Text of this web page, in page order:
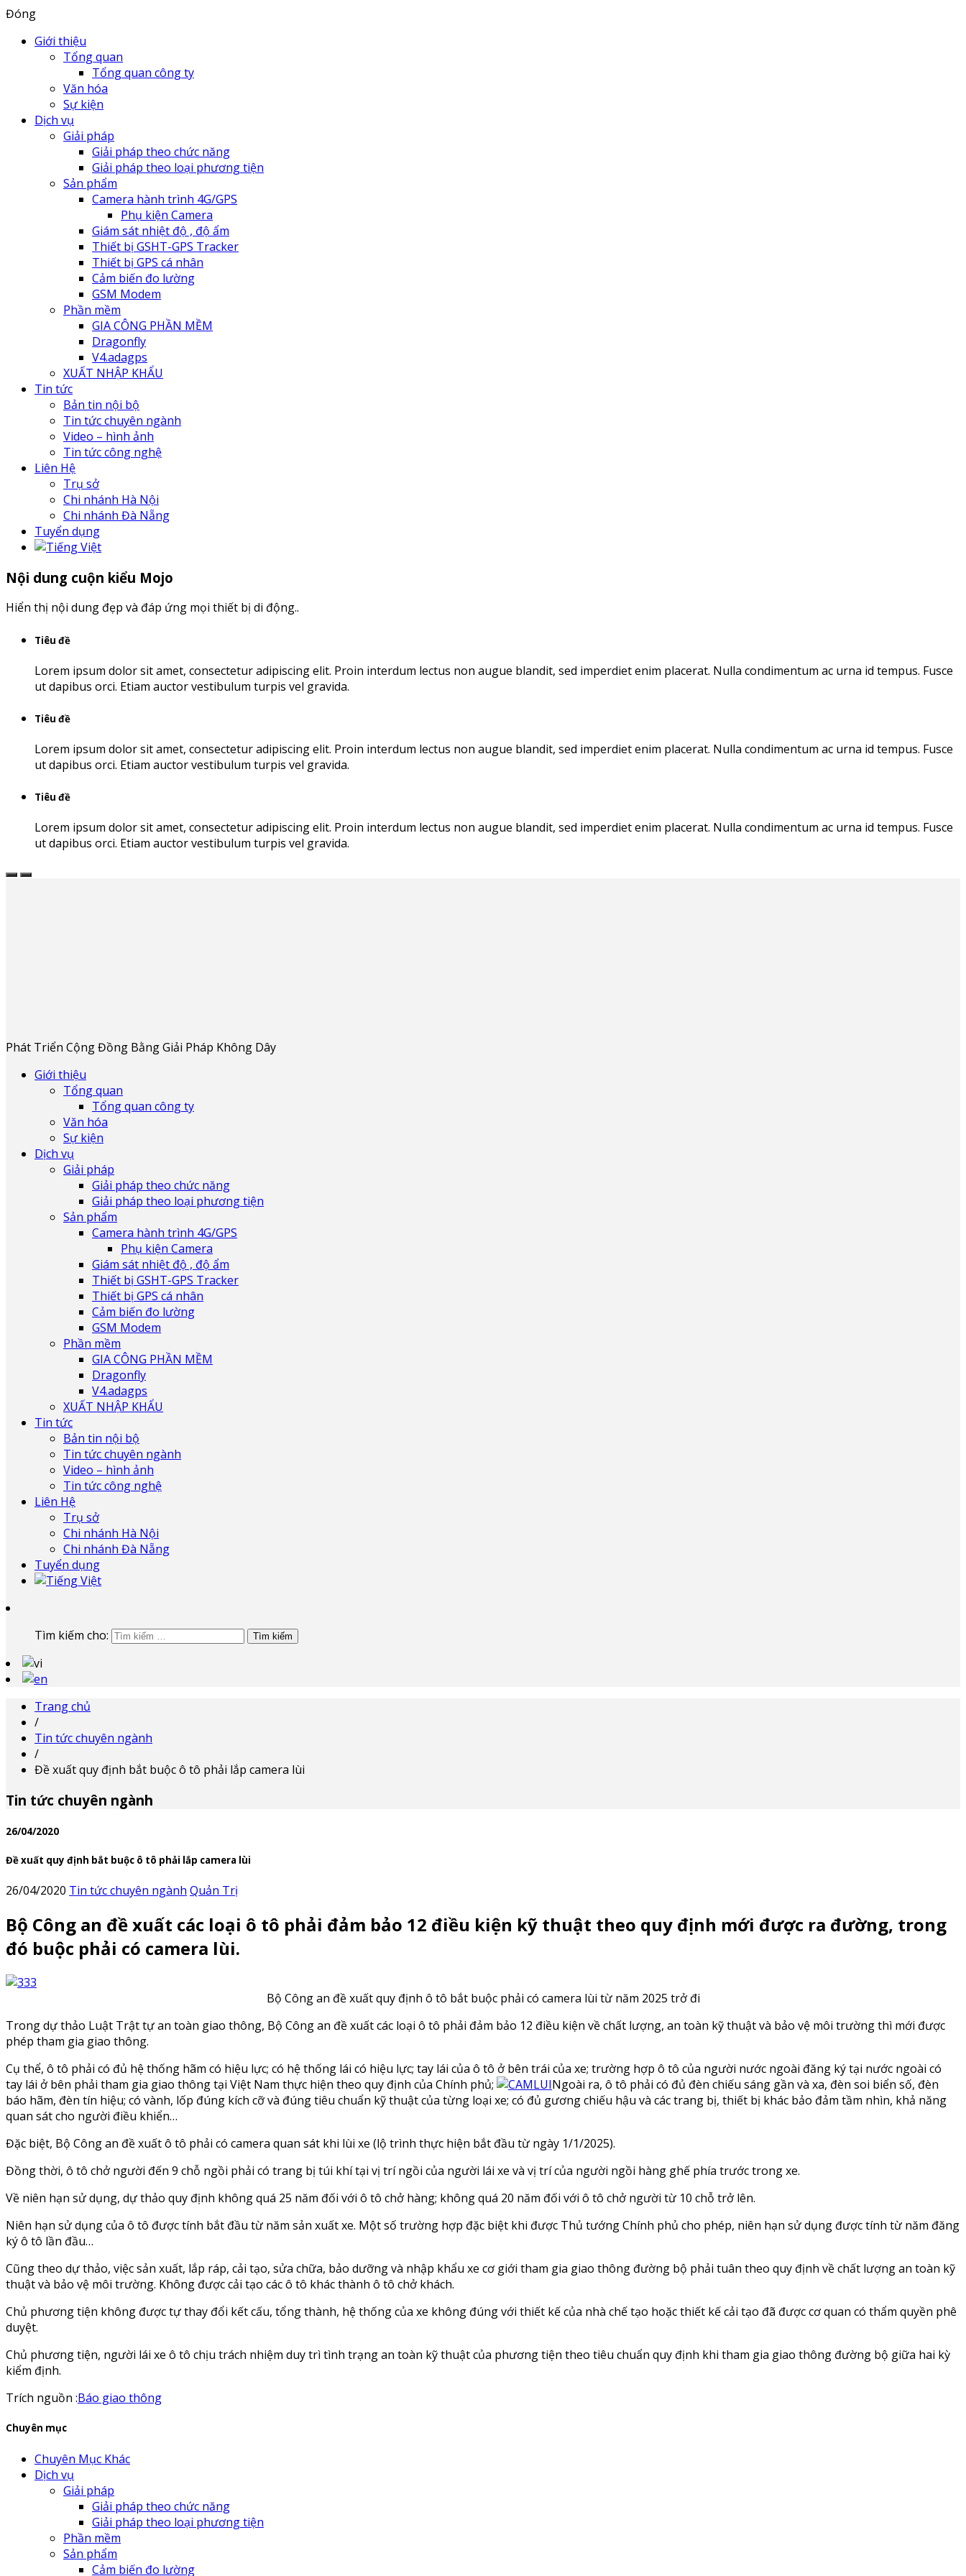
Đóng
Giới thiệu
Tổng quan
Tổng quan công ty
Văn hóa
Sự kiện
Dịch vụ
Giải pháp
Giải pháp theo chức năng
Giải pháp theo loại phương tiện
Sản phẩm
Camera hành trình 4G/GPS
Phụ kiện Camera
Giám sát nhiệt độ , độ ẩm
Thiết bị GSHT-GPS Tracker
Thiết bị GPS cá nhân
Cảm biến đo lường
GSM Modem
Phần mềm
GIA CÔNG PHẦN MỀM
Dragonfly
V4.adagps
XUẤT NHẬP KHẨU
Tin tức
Bản tin nội bộ
Tin tức chuyên ngành
Video – hình ảnh
Tin tức công nghệ
Liên Hệ
Trụ sở
Chi nhánh Hà Nội
Chi nhánh Đà Nẵng
Tuyển dụng
Nội dung cuộn kiểu Mojo
Hiển thị nội dung đẹp và đáp ứng mọi thiết bị di động..
Tiêu đề
Lorem ipsum dolor sit amet, consectetur adipiscing elit. Proin interdum lectus non augue blandit, sed imperdiet enim placerat. Nulla condimentum ac urna id tempus. Fusce
ut dapibus orci. Etiam auctor vestibulum turpis vel gravida.
Tiêu đề
Lorem ipsum dolor sit amet, consectetur adipiscing elit. Proin interdum lectus non augue blandit, sed imperdiet enim placerat. Nulla condimentum ac urna id tempus. Fusce
ut dapibus orci. Etiam auctor vestibulum turpis vel gravida.
Tiêu đề
Lorem ipsum dolor sit amet, consectetur adipiscing elit. Proin interdum lectus non augue blandit, sed imperdiet enim placerat. Nulla condimentum ac urna id tempus. Fusce
ut dapibus orci. Etiam auctor vestibulum turpis vel gravida.
Phát Triển Cộng Đồng Bằng Giải Pháp Không Dây
Giới thiệu
Tổng quan
Tổng quan công ty
Văn hóa
Sự kiện
Dịch vụ
Giải pháp
Giải pháp theo chức năng
Giải pháp theo loại phương tiện
Sản phẩm
Camera hành trình 4G/GPS
Phụ kiện Camera
Giám sát nhiệt độ , độ ẩm
Thiết bị GSHT-GPS Tracker
Thiết bị GPS cá nhân
Cảm biến đo lường
GSM Modem
Phần mềm
GIA CÔNG PHẦN MỀM
Dragonfly
V4.adagps
XUẤT NHẬP KHẨU
Tin tức
Bản tin nội bộ
Tin tức chuyên ngành
Video – hình ảnh
Tin tức công nghệ
Liên Hệ
Trụ sở
Chi nhánh Hà Nội
Chi nhánh Đà Nẵng
Tuyển dụng
Tìm kiếm cho:
Trang chủ
/
Tin tức chuyên ngành
/
Đề xuất quy định bắt buộc ô tô phải lắp camera lùi
Tin tức chuyên ngành
26/04/2020
Đề xuất quy định bắt buộc ô tô phải lắp camera lùi
26/04/2020 Tin tức chuyên ngành Quản Trị
Bộ Công an đề xuất các loại ô tô phải đảm bảo 12 điều kiện kỹ thuật theo quy định mới được ra đường, trong
đó buộc phải có camera lùi.
Bộ Công an đề xuất quy định ô tô bắt buộc phải có camera lùi từ năm 2025 trở đi
Trong dự thảo Luật Trật tự an toàn giao thông, Bộ Công an đề xuất các loại ô tô phải đảm bảo 12 điều kiện về chất lượng, an toàn kỹ thuật và bảo vệ môi trường thì mới được
phép tham gia giao thông.
Cụ thể, ô tô phải có đủ hệ thống hãm có hiệu lực; có hệ thống lái có hiệu lực; tay lái của ô tô ở bên trái của xe; trường hợp ô tô của người nước ngoài đăng ký tại nước ngoài có
tay lái ở bên phải tham gia giao thông tại Việt Nam thực hiện theo quy định của Chính phủ;
Ngoài ra, ô tô phải có đủ đèn chiếu sáng gần và xa, đèn soi biển số, đèn
báo hãm, đèn tín hiệu; có vành, lốp đúng kích cỡ và đúng tiêu chuẩn kỹ thuật của từng loại xe; có đủ gương chiếu hậu và các trang bị, thiết bị khác bảo đảm tầm nhìn, khả năng
quan sát cho người điều khiển…
Đặc biệt, Bộ Công an đề xuất ô tô phải có camera quan sát khi lùi xe (lộ trình thực hiện bắt đầu từ ngày 1/1/2025).
Đồng thời, ô tô chở người đến 9 chỗ ngồi phải có trang bị túi khí tại vị trí ngồi của người lái xe và vị trí của người ngồi hàng ghế phía trước trong xe.
Về niên hạn sử dụng, dự thảo quy định không quá 25 năm đối với ô tô chở hàng; không quá 20 năm đối với ô tô chở người từ 10 chỗ trở lên.
Niên hạn sử dụng của ô tô được tính bắt đầu từ năm sản xuất xe. Một số trường hợp đặc biệt khi được Thủ tướng Chính phủ cho phép, niên hạn sử dụng được tính từ năm đăng
ký ô tô lần đầu…
Cũng theo dự thảo, việc sản xuất, lắp ráp, cải tạo, sửa chữa, bảo dưỡng và nhập khẩu xe cơ giới tham gia giao thông đường bộ phải tuân theo quy định về chất lượng an toàn kỹ
thuật và bảo vệ môi trường. Không được cải tạo các ô tô khác thành ô tô chở khách.
Chủ phương tiện không được tự thay đổi kết cấu, tổng thành, hệ thống của xe không đúng với thiết kế của nhà chế tạo hoặc thiết kế cải tạo đã được cơ quan có thẩm quyền phê
duyệt.
Chủ phương tiện, người lái xe ô tô chịu trách nhiệm duy trì tình trạng an toàn kỹ thuật của phương tiện theo tiêu chuẩn quy định khi tham gia giao thông đường bộ giữa hai kỳ
kiểm định.
Trích nguồn :Báo giao thông
Chuyên mục
Chuyên Mục Khác
Dịch vụ
Giải pháp
Giải pháp theo chức năng
Giải pháp theo loại phương tiện
Phần mềm
Sản phẩm
Cảm biến đo lường